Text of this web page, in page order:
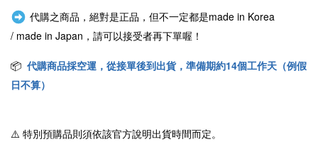
代購之商品，絕對是正品，但不一定都是made in Korea
/ made in Japan ，請可以接受者再下單喔！
📦 代購商品採空運，從接單後到出貨，準備期約14個工作天（例假
日不算）
⚠️ 特別預購品則須依該官方說明出貨時間而定。